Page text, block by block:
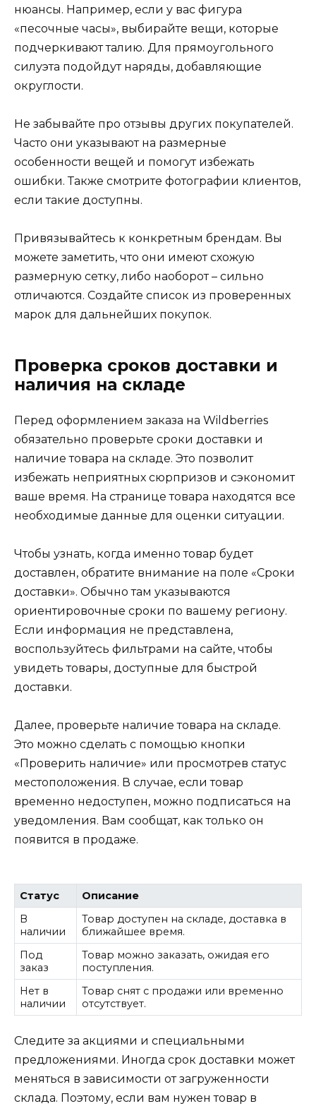
нюансы. Например, если у вас фигура
«песочные часы», выбирайте вещи, которые
подчеркивают талию. Для прямоугольного
силуэта подойдут наряды, добавляющие
округлости.
Не забывайте про отзывы других покупателей.
Часто они указывают на размерные
особенности вещей и помогут избежать
ошибки. Также смотрите фотографии клиентов,
если такие доступны.
Привязывайтесь к конкретным брендам. Вы
можете заметить, что они имеют схожую
размерную сетку, либо наоборот – сильно
отличаются. Создайте список из проверенных
марок для дальнейших покупок.
Проверка сроков доставки и
наличия на складе
Перед оформлением заказа на Wildberries
обязательно проверьте сроки доставки и
наличие товара на складе. Это позволит
избежать неприятных сюрпризов и сэкономит
ваше время. На странице товара находятся все
необходимые данные для оценки ситуации.
Чтобы узнать, когда именно товар будет
доставлен, обратите внимание на поле «Сроки
доставки». Обычно там указываются
ориентировочные сроки по вашему региону.
Если информация не представлена,
воспользуйтесь фильтрами на сайте, чтобы
увидеть товары, доступные для быстрой
доставки.
Далее, проверьте наличие товара на складе.
Это можно сделать с помощью кнопки
«Проверить наличие» или просмотрев статус
местоположения. В случае, если товар
временно недоступен, можно подписаться на
уведомления. Вам сообщат, как только он
появится в продаже.
Статус
Описание
В
наличии
Товар доступен на складе, доставка в
ближайшее время.
Под
заказ
Товар можно заказать, ожидая его
поступления.
Нет в
наличии
Товар снят с продажи или временно
отсутствует.
Следите за акциями и специальными
предложениями. Иногда срок доставки может
меняться в зависимости от загруженности
склада. Поэтому, если вам нужен товар в